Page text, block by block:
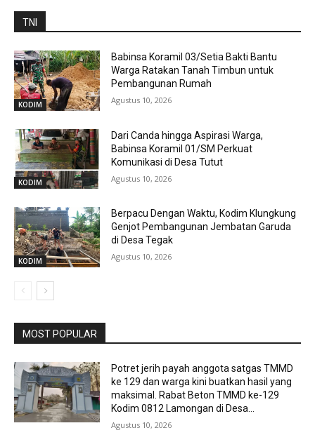
TNI
KODIM
Babinsa Koramil 03/Setia Bakti Bantu
Warga Ratakan Tanah Timbun untuk
Pembangunan Rumah
Agustus 10, 2026
KODIM
Dari Canda hingga Aspirasi Warga,
Babinsa Koramil 01/SM Perkuat
Komunikasi di Desa Tutut
Agustus 10, 2026
KODIM
Berpacu Dengan Waktu, Kodim Klungkung
Genjot Pembangunan Jembatan Garuda
di Desa Tegak
Agustus 10, 2026
MOST POPULAR
Potret jerih payah anggota satgas TMMD
ke 129 dan warga kini buatkan hasil yang
maksimal. Rabat Beton TMMD ke-129
Kodim 0812 Lamongan di Desa...
Agustus 10, 2026